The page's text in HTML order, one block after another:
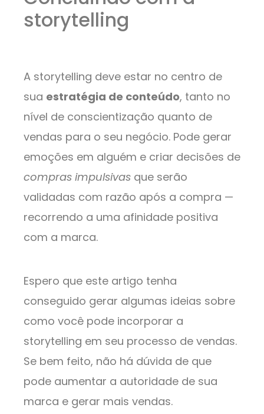
storytelling
A storytelling deve estar no centro de
sua estratégia de conteúdo, tanto no
nível de conscientização quanto de
vendas para o seu negócio. Pode gerar
emoções em alguém e criar decisões de
compras impulsivas que serão
validadas com razão após a compra —
recorrendo a uma afinidade positiva
com a marca.
Espero que este artigo tenha
conseguido gerar algumas ideias sobre
como você pode incorporar a
storytelling em seu processo de vendas.
Se bem feito, não há dúvida de que
pode aumentar a autoridade de sua
marca e gerar mais vendas.